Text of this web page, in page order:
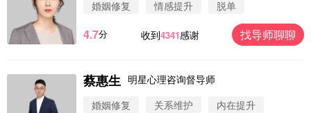
婚姻修复
情感提升 脱单
4.7分 收到4341感谢 找导师聊聊
蔡惠生 明星心理咨询督导师
婚姻修复
关系维护 内在提升
方案
41分钟前
微信用户 困困魚? 通过此页面咨询，已获得专属情感
微信用户 喜欢下雨天^ 通过此页面咨询，已获得专属
情感方案